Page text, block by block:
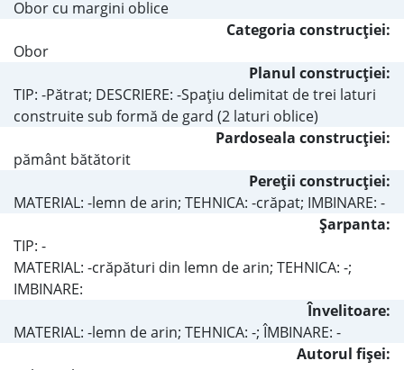
Obor cu margini oblice
Categoria construcţiei:
Obor
Planul construcţiei:
TIP: -Pătrat; DESCRIERE: -Spaţiu delimitat de trei laturi
construite sub formă de gard (2 laturi oblice)
Pardoseala construcţiei:
pământ bătătorit
Pereţii construcţiei:
MATERIAL: -lemn de arin; TEHNICA: -crăpat; IMBINARE: -
Şarpanta:
TIP: -
MATERIAL: -crăpături din lemn de arin; TEHNICA: -;
IMBINARE:
Învelitoare:
MATERIAL: -lemn de arin; TEHNICA: -; ÎMBINARE: -
Autorul fişei: